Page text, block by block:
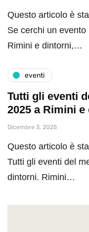
Questo articolo è
Se cerchi un
Rimini e dintorni,…
eventi
Tutti gli eventi
2025 a Rimini
Dicembre 3, 2025
Questo articolo è
Tutti gli eventi del
dintorni. Rimini…